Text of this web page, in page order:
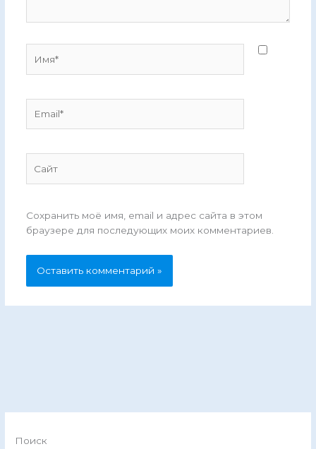
Сохранить моё имя, email и адрес сайта в этом
браузере для последующих моих комментариев.
Поиск